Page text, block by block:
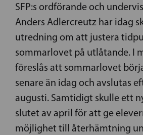
SFP:s ordförande och
Anders Adlercreutz har idag
utredning om att justera
sommarlovet på utlåtande. I
föreslås att sommarlovet
senare än idag och avslutas
augusti. Samtidigt skulle ett
slutet av april för att ge
möjlighet till återhämtning